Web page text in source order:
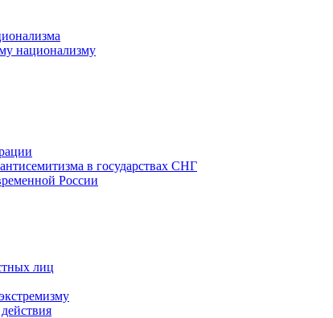
национализму
в государствах СНГ
России
лиц